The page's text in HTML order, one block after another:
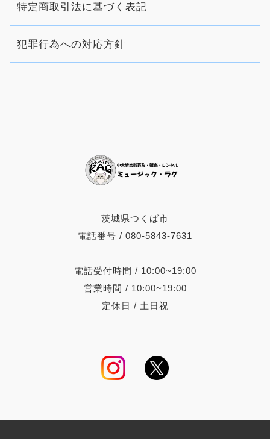
茨城県つくば市
電話番号 / 080-5843-7631
電話受付時間 / 10:00~19:00
営業時間 / 10:00~19:00
定休日 / 土日祝
特定商取引法に基づく表記
犯罪行為への対応方針